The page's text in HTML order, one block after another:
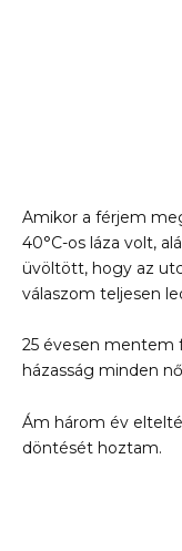
Amikor a férjem
40°C-os láza volt,
üvöltött, hogy az
válaszom teljesen
25 évesen mentem
házasság minden
Ám három év
döntését hoztam.